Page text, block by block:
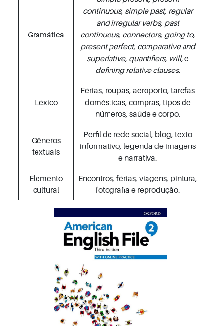
Gramática
continuous, simple past, regular
and irregular verbs, past
continuous, connectors, going to,
present perfect, comparative and
superlative, quantifiers, will, e
defining relative clauses.
Léxico
Férias, roupas, aeroporto, tarefas
domésticas, compras, tipos de
números, saúde e corpo.
Gêneros
textuais
Perfil de rede social, blog, texto
informativo, legenda de imagens
e narrativa.
Elemento
cultural
Encontros, férias, viagens, pintura,
fotografia e reprodução.